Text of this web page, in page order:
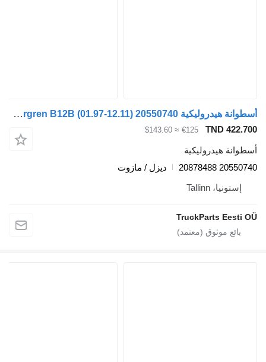
أسطوانة هيدروليكية Norgren B12B (01.97-12.11) 20550740 لـ الباصات Volvo B6, B7, B9, B10, B12 bus (1978-2011)
TND
€125
≈ $143.60
هيدروليكية
20550740
ديزل / مازوت
إستونيا، Tallinn
TruckParts Eesti